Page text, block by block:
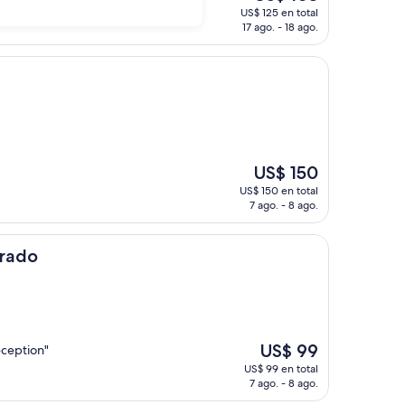
precio
actual
de
US$ 125 en total
17 ago. - 18 ago.
El
precio
actual
de
US$ 150
US$ 150 en total
7 ago. - 8 ago.
El
precio
actual
US$ 99
US$ 99 en total
7 ago. - 8 ago.